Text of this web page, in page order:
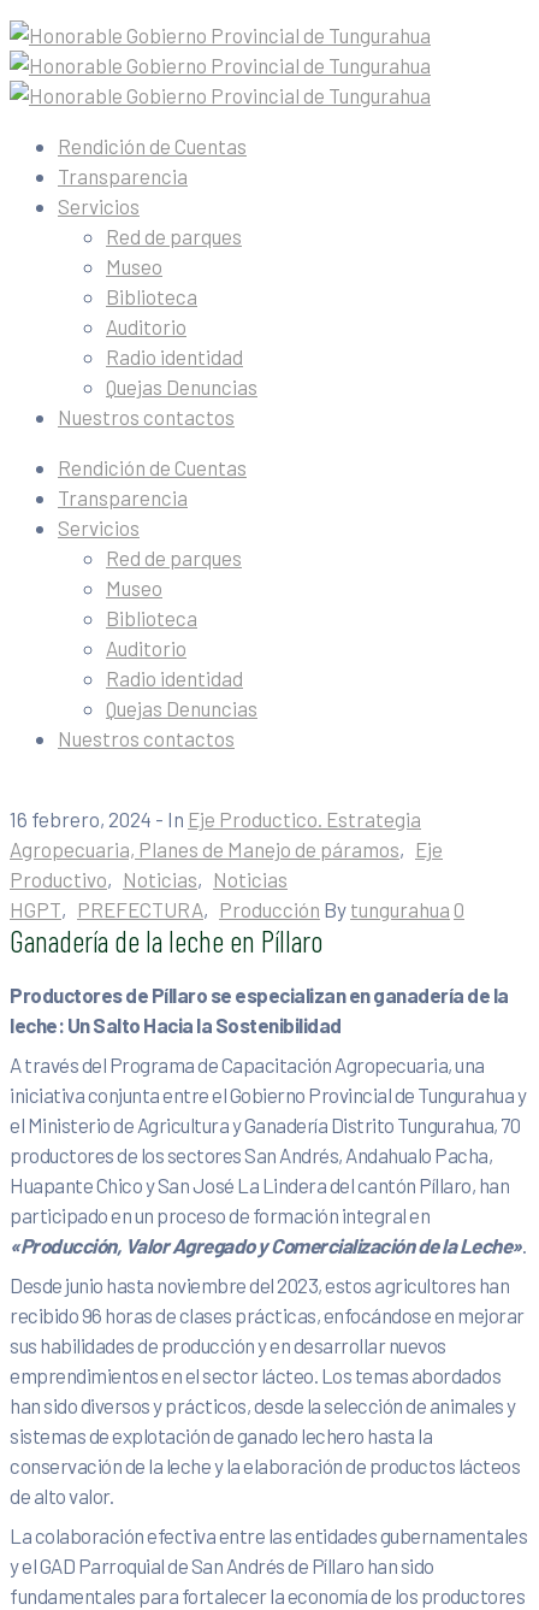
Rendición de Cuentas
Transparencia
Servicios
Red de parques
Museo
Biblioteca
Auditorio
Radio identidad
Quejas Denuncias
Nuestros contactos
Rendición de Cuentas
Transparencia
Servicios
Red de parques
Museo
Biblioteca
Auditorio
Radio identidad
Quejas Denuncias
Nuestros contactos
16 febrero, 2024 - In Eje Productico. Estrategia
Agropecuaria, Planes de Manejo de páramos‚ Eje
Productivo‚ Noticias‚ Noticias
HGPT‚ PREFECTURA‚ Producción By tungurahua 0
Ganadería de la leche en Píllaro
Productores de Píllaro se especializan en ganadería de la
leche: Un Salto Hacia la Sostenibilidad
A través del Programa de Capacitación Agropecuaria, una
iniciativa conjunta entre el Gobierno Provincial de Tungurahua y
el Ministerio de Agricultura y Ganadería Distrito Tungurahua, 70
productores de los sectores San Andrés, Andahualo Pacha,
Huapante Chico y San José La Lindera del cantón Píllaro, han
participado en un proceso de formación integral en
«Producción, Valor Agregado y Comercialización de la Leche».
Desde junio hasta noviembre del 2023, estos agricultores han
recibido 96 horas de clases prácticas, enfocándose en mejorar
sus habilidades de producción y en desarrollar nuevos
emprendimientos en el sector lácteo. Los temas abordados
han sido diversos y prácticos, desde la selección de animales y
sistemas de explotación de ganado lechero hasta la
conservación de la leche y la elaboración de productos lácteos
de alto valor.
La colaboración efectiva entre las entidades gubernamentales
y el GAD Parroquial de San Andrés de Píllaro han sido
fundamentales para fortalecer la economía de los productores